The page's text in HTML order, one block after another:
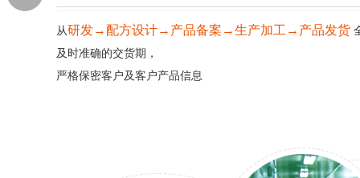
从研发→配方设计→产品备案→生产加工→产品发货
及时准确的交货期，
严格保密客户及客户产品信息